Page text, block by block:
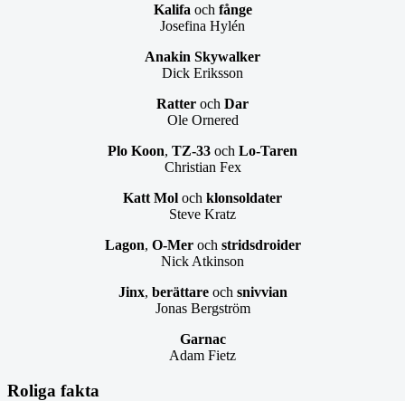
Kalifa och fånge
Josefina Hylén
Anakin Skywalker
Dick Eriksson
Ratter och Dar
Ole Ornered
Plo Koon, TZ-33 och Lo-Taren
Christian Fex
Katt Mol och klonsoldater
Steve Kratz
Lagon, O-Meroch stridsdroider
Nick Atkinson
Jinx, berättareoch snivvian
Jonas Bergström
Garnac
Adam Fietz
Roliga fakta